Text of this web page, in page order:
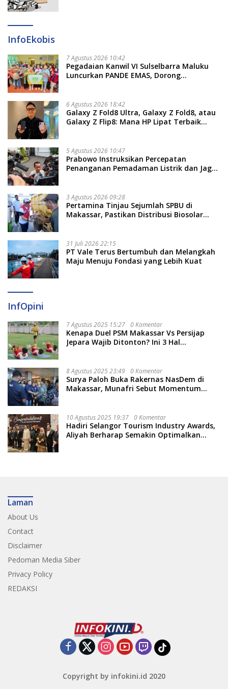
InfoEkobis
7 Agustus 2026 10:42
Pegadaian Kanwil VI Sulselbarra Maluku
Luncurkan PANDE EMAS, Dorong
6 Agustus 2026 18:42
Galaxy Z Fold8 Ultra, Galaxy Z Fold8, atau
Galaxy Z Flip8: Mana HP Lipat Terbaik
5 Agustus 2026 10:47
Prabowo Instruksikan Percepatan
Penanganan Pemadaman Listrik dan Jaga
3 Agustus 2026 09:28
Pertamina Tinjau Sejumlah SPBU di
Makassar, Pastikan Distribusi Biosolar
31 Juli 2026 22:15
PT Vale Terus Bertumbuh dan Melangkah
Maju Menuju Fondasi yang Lebih Kuat
InfOpini
7 Agustus 2025 15:27 0 Komentar
Kenapa Duel PSM Makassar Vs Persijap
Jepara Wajib Ditonton? Ini 3 Hal
8 Agustus 2025 23:49 0 Komentar
Surya Paloh Buka Rakernas NasDem di
Makassar, Munafri Sebut Momentum
10 Agustus 2025 19:37 0 Komentar
Hadiri Selangor Tourism Industry Awards,
Aliyah Berharap Semakin Optimalkan
Laman
About Us
Contact
Disclaimer
Pedoman Media Siber
Privacy Policy
REDAKSI
Copyright by infokini.id 2020